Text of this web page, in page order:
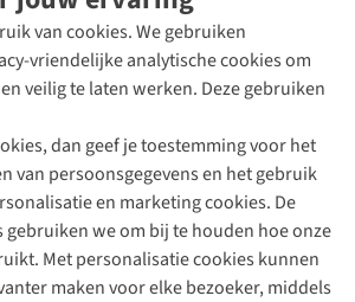
van cookies. We gebruiken
vriendelijke analytische cookies om
veilig te laten werken. Deze gebruiken
dan geef je toestemming voor het
van persoonsgegevens en het gebruik
en marketing cookies. De
gebruiken we om bij te houden hoe onze
Met personalisatie cookies kunnen
maken voor elke bezoeker, middels
een Buitenexpert
88